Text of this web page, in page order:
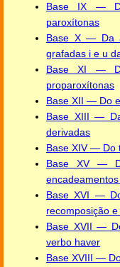
Base IX —
paroxítonas
Base X — Da
grafadas i e u
Base XI —
proparoxítonas
Base XII — Do
Base XIII —
derivadas
Base XIV — Do
Base XV —
Base XVI —
recomposição
Base XVII —
verbo haver
Base XVIII —